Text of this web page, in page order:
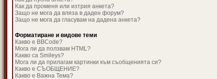
Как да променя или изтрия анкета?
Защо не мога да вляза в даден форум?
Защо не мога да гласувам на дадена анкета?
Форматиране и видове теми
Какво е BBCode?
Мога ли да ползвам HTML?
Какво са Smileys?
Мога ли да прилагам картинки към съобщенията си?
Какво е СЪОБЩЕНИЕ?
Какво е Важна Тема?